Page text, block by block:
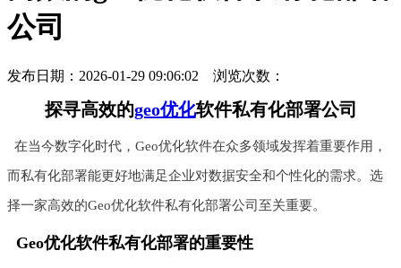
公司
发布日期：2026-01-29 09:06:02 浏览次数：
探寻高效的geo优化软件私有化部署公司
在当今数字化时代，Geo优化软件在众多领域发挥着重要作用，
而私有化部署能更好地满足企业对数据安全和个性化的需求。选
择一家高效的Geo优化软件私有化部署公司至关重要。
Geo优化软件私有化部署的重要性